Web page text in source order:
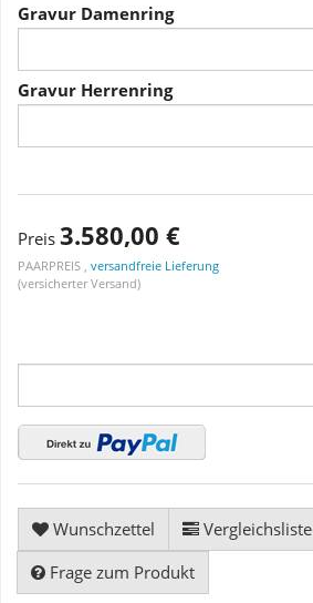
Gravur Damenring
Gravur Herrenring
Preis 3.580,00 €
PAARPREIS , versandfreie Lieferung
(versicherter Versand)
Wunschzettel
Vergleichsliste
Frage zum Produkt